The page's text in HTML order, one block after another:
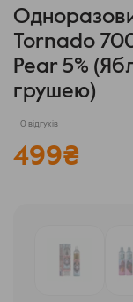
Tornado
Pear 5%
грушею)
0 відгуків
499₴